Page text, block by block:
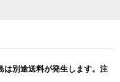
別途送料が発生します。注